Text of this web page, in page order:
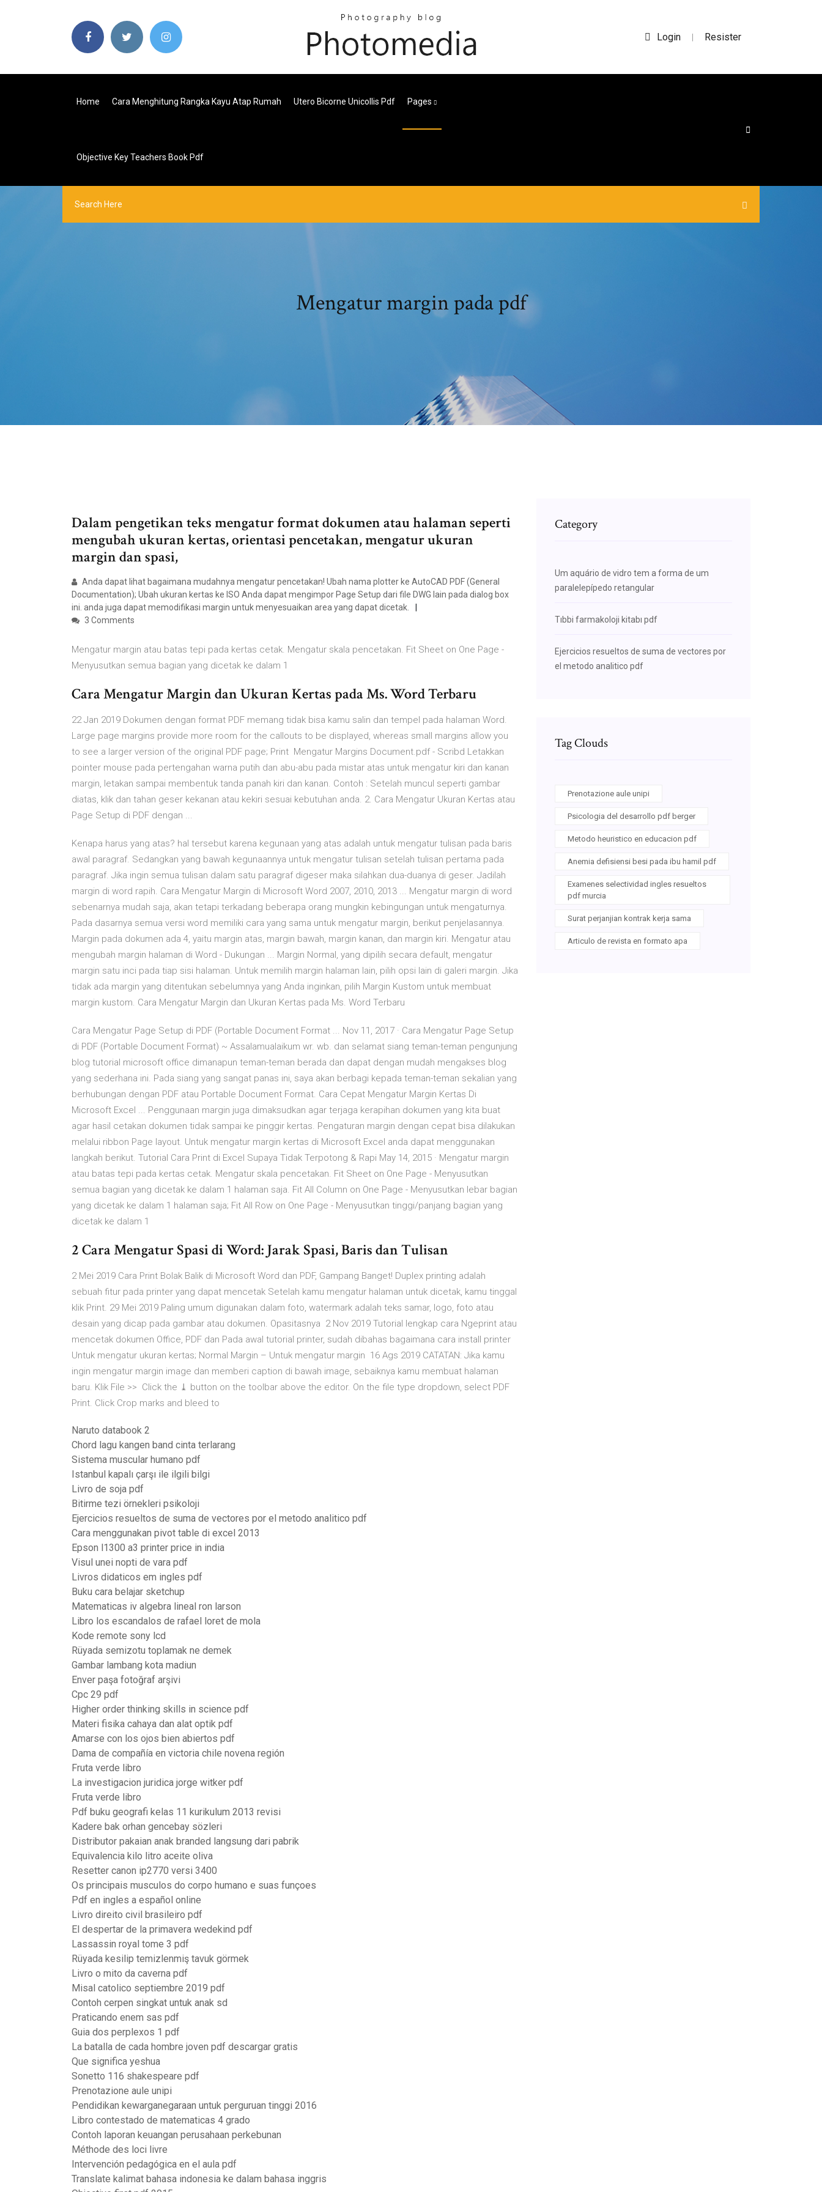
Login | Resister
Home Cara Menghitung Rangka Kayu Atap Rumah Utero Bicorne Unicollis Pdf Pages
Objective Key Teachers Book Pdf
Mengatur margin pada pdf
Dalam pengetikan teks mengatur format dokumen atau halaman seperti
mengubah ukuran kertas, orientasi pencetakan, mengatur ukuran
margin dan spasi,
Anda dapat lihat bagaimana mudahnya mengatur pencetakan! Ubah nama plotter ke AutoCAD PDF (General
Documentation); Ubah ukuran kertas ke ISO Anda dapat mengimpor Page Setup dari file DWG lain pada dialog box
ini. anda juga dapat memodifikasi margin untuk menyesuaikan area yang dapat dicetak.
3 Comments
Mengatur margin atau batas tepi pada kertas cetak. Mengatur skala pencetakan. Fit Sheet on One Page -
Menyusutkan semua bagian yang dicetak ke dalam 1
Cara Mengatur Margin dan Ukuran Kertas pada Ms. Word Terbaru
22 Jan 2019 Dokumen dengan format PDF memang tidak bisa kamu salin dan tempel pada halaman Word.
Large page margins provide more room for the callouts to be displayed, whereas small margins allow you
to see a larger version of the original PDF page; Print Mengatur Margins Document.pdf - Scribd Letakkan
pointer mouse pada pertengahan warna putih dan abu-abu pada mistar atas untuk mengatur kiri dan kanan
margin, letakan sampai membentuk tanda panah kiri dan kanan. Contoh : Setelah muncul seperti gambar
diatas, klik dan tahan geser kekanan atau kekiri sesuai kebutuhan anda. 2. Cara Mengatur Ukuran Kertas atau
Page Setup di PDF dengan ...
Kenapa harus yang atas? hal tersebut karena kegunaan yang atas adalah untuk mengatur tulisan pada baris
awal paragraf. Sedangkan yang bawah kegunaannya untuk mengatur tulisan setelah tulisan pertama pada
paragraf. Jika ingin semua tulisan dalam satu paragraf digeser maka silahkan dua-duanya di geser. Jadilah
margin di word rapih. Cara Mengatur Margin di Microsoft Word 2007, 2010, 2013 ... Mengatur margin di word
sebenarnya mudah saja, akan tetapi terkadang beberapa orang mungkin kebingungan untuk mengaturnya.
Pada dasarnya semua versi word memiliki cara yang sama untuk mengatur margin, berikut penjelasannya.
Margin pada dokumen ada 4, yaitu margin atas, margin bawah, margin kanan, dan margin kiri. Mengatur atau
mengubah margin halaman di Word - Dukungan ... Margin Normal, yang dipilih secara default, mengatur
margin satu inci pada tiap sisi halaman. Untuk memilih margin halaman lain, pilih opsi lain di galeri margin. Jika
tidak ada margin yang ditentukan sebelumnya yang Anda inginkan, pilih Margin Kustom untuk membuat
margin kustom. Cara Mengatur Margin dan Ukuran Kertas pada Ms. Word Terbaru
Cara Mengatur Page Setup di PDF (Portable Document Format ... Nov 11, 2017 · Cara Mengatur Page Setup
di PDF (Portable Document Format) ~ Assalamualaikum wr. wb. dan selamat siang teman-teman pengunjung
blog tutorial microsoft office dimanapun teman-teman berada dan dapat dengan mudah mengakses blog
yang sederhana ini. Pada siang yang sangat panas ini, saya akan berbagi kepada teman-teman sekalian yang
berhubungan dengan PDF atau Portable Document Format. Cara Cepat Mengatur Margin Kertas Di
Microsoft Excel ... Penggunaan margin juga dimaksudkan agar terjaga kerapihan dokumen yang kita buat
agar hasil cetakan dokumen tidak sampai ke pinggir kertas. Pengaturan margin dengan cepat bisa dilakukan
melalui ribbon Page layout. Untuk mengatur margin kertas di Microsoft Excel anda dapat menggunakan
langkah berikut. Tutorial Cara Print di Excel Supaya Tidak Terpotong & Rapi May 14, 2015 · Mengatur margin
atau batas tepi pada kertas cetak. Mengatur skala pencetakan. Fit Sheet on One Page - Menyusutkan
semua bagian yang dicetak ke dalam 1 halaman saja. Fit All Column on One Page - Menyusutkan lebar bagian
yang dicetak ke dalam 1 halaman saja; Fit All Row on One Page - Menyusutkan tinggi/panjang bagian yang
dicetak ke dalam 1
2 Cara Mengatur Spasi di Word: Jarak Spasi, Baris dan Tulisan
2 Mei 2019 Cara Print Bolak Balik di Microsoft Word dan PDF, Gampang Banget! Duplex printing adalah
sebuah fitur pada printer yang dapat mencetak Setelah kamu mengatur halaman untuk dicetak, kamu tinggal
klik Print. 29 Mei 2019 Paling umum digunakan dalam foto, watermark adalah teks samar, logo, foto atau
desain yang dicap pada gambar atau dokumen. Opasitasnya 2 Nov 2019 Tutorial lengkap cara Ngeprint atau
mencetak dokumen Office, PDF dan Pada awal tutorial printer, sudah dibahas bagaimana cara install printer
Untuk mengatur ukuran kertas; Normal Margin – Untuk mengatur margin 16 Ags 2019 CATATAN: Jika kamu
ingin mengatur margin image dan memberi caption di bawah image, sebaiknya kamu membuat halaman
baru. Klik File >> Click the ⤓ button on the toolbar above the editor. On the file type dropdown, select PDF
Print. Click Crop marks and bleed to
Naruto databook 2
Chord lagu kangen band cinta terlarang
Sistema muscular humano pdf
Istanbul kapalı çarşı ile ilgili bilgi
Livro de soja pdf
Bitirme tezi örnekleri psikoloji
Ejercicios resueltos de suma de vectores por el metodo analitico pdf
Cara menggunakan pivot table di excel 2013
Epson l1300 a3 printer price in india
Visul unei nopti de vara pdf
Livros didaticos em ingles pdf
Buku cara belajar sketchup
Matematicas iv algebra lineal ron larson
Libro los escandalos de rafael loret de mola
Kode remote sony lcd
Rüyada semizotu toplamak ne demek
Gambar lambang kota madiun
Enver paşa fotoğraf arşivi
Cpc 29 pdf
Higher order thinking skills in science pdf
Materi fisika cahaya dan alat optik pdf
Amarse con los ojos bien abiertos pdf
Dama de compañía en victoria chile novena región
Fruta verde libro
La investigacion juridica jorge witker pdf
Fruta verde libro
Pdf buku geografi kelas 11 kurikulum 2013 revisi
Kadere bak orhan gencebay sözleri
Distributor pakaian anak branded langsung dari pabrik
Equivalencia kilo litro aceite oliva
Resetter canon ip2770 versi 3400
Os principais musculos do corpo humano e suas funçoes
Pdf en ingles a español online
Livro direito civil brasileiro pdf
El despertar de la primavera wedekind pdf
Lassassin royal tome 3 pdf
Rüyada kesilip temizlenmiş tavuk görmek
Livro o mito da caverna pdf
Misal catolico septiembre 2019 pdf
Contoh cerpen singkat untuk anak sd
Praticando enem sas pdf
Guia dos perplexos 1 pdf
La batalla de cada hombre joven pdf descargar gratis
Que significa yeshua
Sonetto 116 shakespeare pdf
Prenotazione aule unipi
Pendidikan kewarganegaraan untuk perguruan tinggi 2016
Libro contestado de matematicas 4 grado
Contoh laporan keuangan perusahaan perkebunan
Méthode des loci livre
Intervención pedagógica en el aula pdf
Translate kalimat bahasa indonesia ke dalam bahasa inggris
Category
Um aquário de vidro tem a forma de um
paralelepípedo retangular
Tıbbi farmakoloji kitabı pdf
Ejercicios resueltos de suma de vectores por
el metodo analitico pdf
Tag Clouds
Prenotazione aule unipi
Psicologia del desarrollo pdf berger
Metodo heuristico en educacion pdf
Anemia defisiensi besi pada ibu hamil pdf
Examenes selectividad ingles resueltos
pdf murcia
Surat perjanjian kontrak kerja sama
Articulo de revista en formato apa